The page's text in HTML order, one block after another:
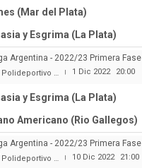
(Mar del Plata)
y Esgrima (La Plata)
Argentina - 2022/23 Primera Fase
Polideportivo Victor Nethol | 1 Dic 2022 20:00
y Esgrima (La Plata)
Americano (Rio Gallegos)
Argentina - 2022/23 Primera Fase
Polideportivo Victor Nethol | 10 Dic 2022 21:00